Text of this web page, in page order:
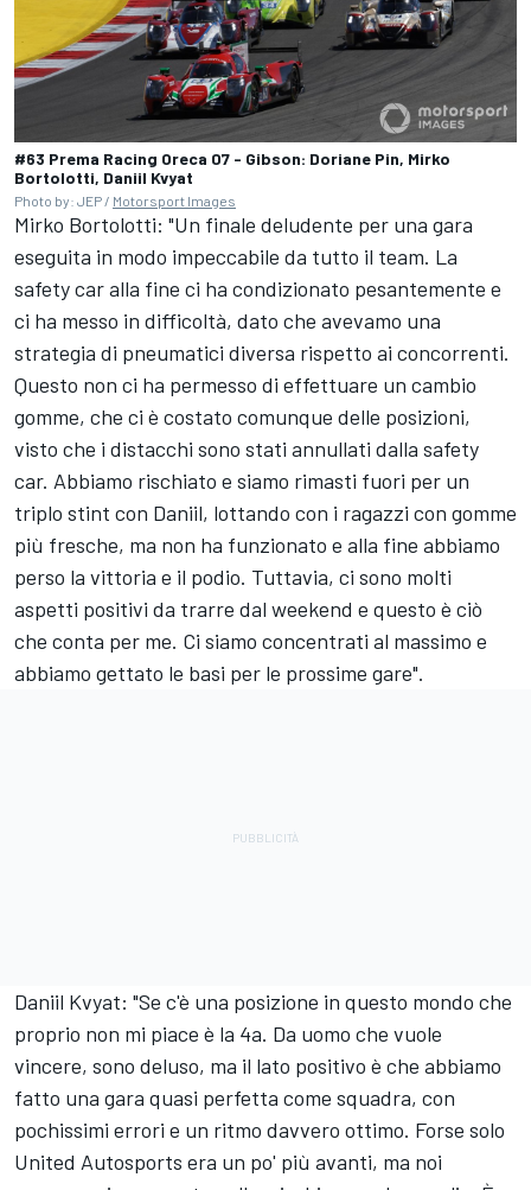
#63 Prema Racing Oreca 07 - Gibson: Doriane Pin, Mirko
Bortolotti, Daniil Kvyat
Photo by: JEP / Motorsport Images
Mirko Bortolotti: "Un finale deludente per una gara
eseguita in modo impeccabile da tutto il team. La
safety car alla fine ci ha condizionato pesantemente e
ci ha messo in difficoltà, dato che avevamo una
strategia di pneumatici diversa rispetto ai concorrenti.
Questo non ci ha permesso di effettuare un cambio
gomme, che ci è costato comunque delle posizioni,
visto che i distacchi sono stati annullati dalla safety
car. Abbiamo rischiato e siamo rimasti fuori per un
triplo stint con Daniil, lottando con i ragazzi con gomme
più fresche, ma non ha funzionato e alla fine abbiamo
perso la vittoria e il podio. Tuttavia, ci sono molti
aspetti positivi da trarre dal weekend e questo è ciò
che conta per me. Ci siamo concentrati al massimo e
abbiamo gettato le basi per le prossime gare".
Daniil Kvyat: "Se c'è una posizione in questo mondo che
proprio non mi piace è la 4a. Da uomo che vuole
vincere, sono deluso, ma il lato positivo è che abbiamo
fatto una gara quasi perfetta come squadra, con
pochissimi errori e un ritmo davvero ottimo. Forse solo
United Autosports era un po' più avanti, ma noi